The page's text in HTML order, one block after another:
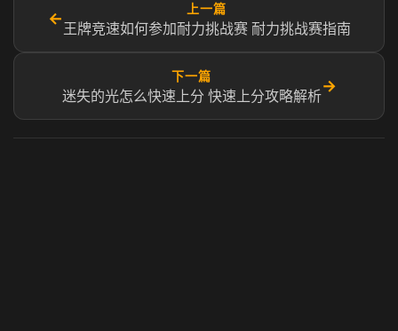
←
上一篇
王牌竞速如何参加耐力挑战赛 耐力挑战赛指南
下一篇
迷失的光怎么快速上分 快速上分攻略解析
→